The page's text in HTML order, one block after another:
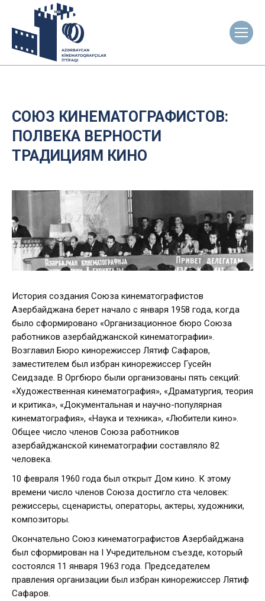
СОЮЗ КИНЕМАТОГРАФИСТОВ:
ПОЛВЕКА ВЕРНОСТИ
ТРАДИЦИЯМ КИНО
История создания Союза кинематографистов
Азербайджана берет начало с января 1958 года, когда
было сформировано «Организационное бюро Союза
работников азербайджанской кинематографии».
Возглавил Бюро кинорежиссер Лятиф Сафаров,
заместителем был избран кинорежиссер Гусейн
Сеидзаде. В Оргбюро были организованы пять секций:
«Художественная кинематография», «Драматургия, теория
и критика», «Документальная и научно-популярная
кинематография», «Наука и техника», «Любители кино».
Общее число членов Союза работников
азербайджанской кинематографии составляло 82
человека.
10 февраля 1960 года был открыт Дом кино. К этому
времени число членов Союза достигло ста человек:
режиссеры, сценаристы, операторы, актеры, художники,
композиторы.
Окончательно Союз кинематографистов Азербайджана
был сформирован на I Учредительном съезде, который
состоялся 11 января 1963 года. Председателем
правления организации был избран кинорежиссер Лятиф
Сафаров.